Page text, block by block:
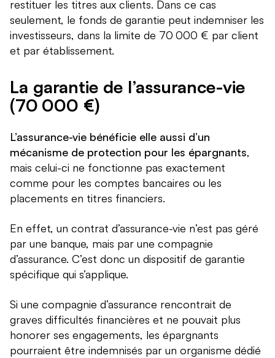
restituer les titres aux clients. Dans ce cas
seulement, le fonds de garantie peut indemniser les
investisseurs, dans la limite de 70 000 € par client
et par établissement.
La garantie de l’assurance-vie
(70 000 €)
L’assurance-vie bénéficie elle aussi d’un
mécanisme de protection pour les épargnants,
mais celui-ci ne fonctionne pas exactement
comme pour les comptes bancaires ou les
placements en titres financiers.
En effet, un contrat d’assurance-vie n’est pas géré
par une banque, mais par une compagnie
d’assurance. C’est donc un dispositif de garantie
spécifique qui s’applique.
Si une compagnie d’assurance rencontrait de
graves difficultés financières et ne pouvait plus
honorer ses engagements, les épargnants
pourraient être indemnisés par un organisme dédié